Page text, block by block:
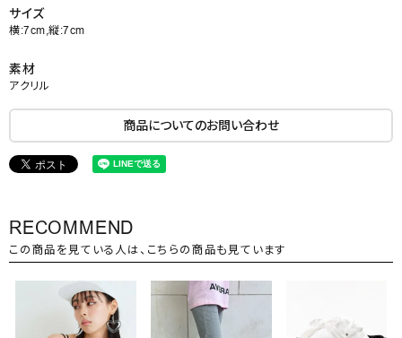
サイズ
横:7cm,縦:7cm
素材
アクリル
商品についてのお問い合わせ
RECOMMEND
この商品を見ている人は、こちらの商品も見ています